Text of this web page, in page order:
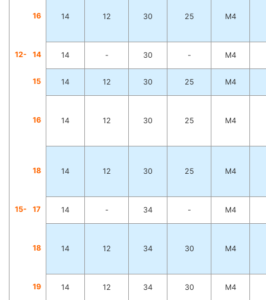
16 14 12 30 25 M4
12- 14 14 - 30 - M4
15 14 12 30 25 M4
16 14 12 30 25 M4
18 14 12 30 25 M4
15- 17 14 - 34 - M4
18 14 12 34 30 M4
19 14 12 34 30 M4